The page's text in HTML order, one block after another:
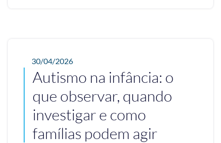
30/04/2026
Autismo na infância: o
que observar, quando
investigar e como
famílias podem agir